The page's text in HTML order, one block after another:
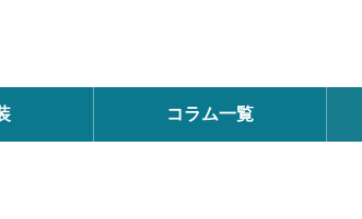
コラム一覧